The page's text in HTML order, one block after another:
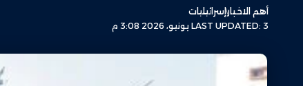
LAST UPDATED: 3 يونيو، 2026 3:08 م
أهم الاخبارإسرائيليات